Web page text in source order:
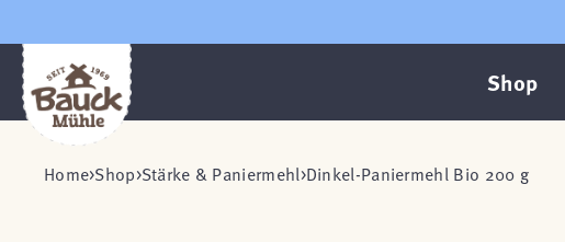
Shop
Home Shop Stärke & Paniermehl Dinkel-Paniermehl Bio 200 g